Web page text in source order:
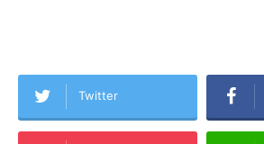
Twitter